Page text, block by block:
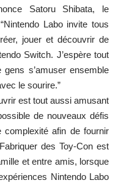
Satoru Shibata, le
Labo invite tous
jouer et découvrir de
Switch. J’espère tout
s’amuser ensemble
le sourire.”
est tout aussi amusant
de nouveaux défis
afin de fournir
des Toy-Con est
et entre amis, lorsque
Nintendo Labo